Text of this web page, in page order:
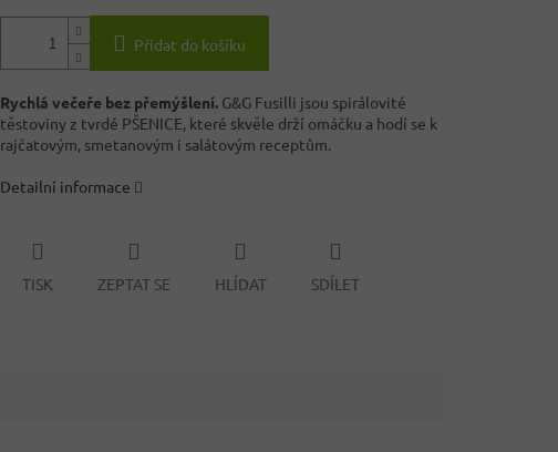
Přidat do košíku
Rychlá večeře bez přemýšlení.G&G Fusilli jsou spirálovité
těstoviny z tvrdé PŠENICE, které skvěle drží omáčku a hodí se k
rajčatovým, smetanovým i salátovým receptům.
Detailní informace
TISK ZEPTAT SE HLÍDAT SDÍLET